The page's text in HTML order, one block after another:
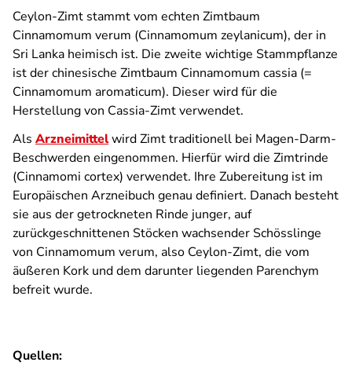
Ceylon-Zimt stammt vom echten Zimtbaum
Cinnamomum verum (Cinnamomum zeylanicum), der in
Sri Lanka heimisch ist. Die zweite wichtige Stammpflanze
ist der chinesische Zimtbaum Cinnamomum cassia (=
Cinnamomum aromaticum). Dieser wird für die
Herstellung von Cassia-Zimt verwendet.
Als Arzneimittelwird Zimt traditionell bei Magen-Darm-
Beschwerden eingenommen. Hierfür wird die Zimtrinde
(Cinnamomi cortex) verwendet. Ihre Zubereitung ist im
Europäischen Arzneibuch genau definiert. Danach besteht
sie aus der getrockneten Rinde junger, auf
zurückgeschnittenen Stöcken wachsender Schösslinge
von Cinnamomum verum, also Ceylon-Zimt, die vom
äußeren Kork und dem darunter liegenden Parenchym
befreit wurde.
Quellen: